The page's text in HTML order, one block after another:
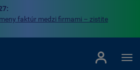
faktúr medzi firmami – zistite